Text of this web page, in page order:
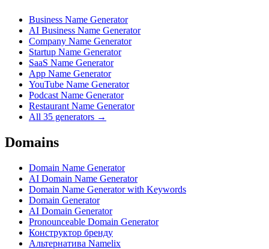
Business Name Generator
AI Business Name Generator
Company Name Generator
Startup Name Generator
SaaS Name Generator
App Name Generator
YouTube Name Generator
Podcast Name Generator
Restaurant Name Generator
All 35 generators →
Domains
Domain Name Generator
AI Domain Name Generator
Domain Name Generator with Keywords
Domain Generator
AI Domain Generator
Pronounceable Domain Generator
Конструктор бренду
Альтернатива Namelix